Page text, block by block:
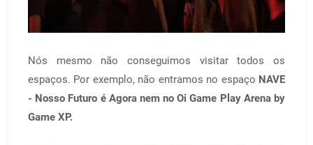
Nós mesmo não conseguimos visitar todos os
espaços. Por exemplo, não entramos no espaço NAVE
- Nosso Futuro é Agora nem no Oi Game Play Arena by
Game XP.